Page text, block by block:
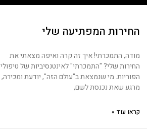
החירות המפתיעה שלי
מודה, התמכרתי! איך זה קרה ואיפה מצאתי את
החירות שלי? "התמכרתי" לאינטנסיביות של טיפולי
הפוריות. מי שנמצאת ב"עולם הזה", יודעת ומכירה,
מרגע שאת נכנסת לשם,
קראו עוד »